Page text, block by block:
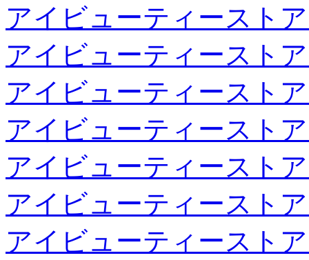
アイビューティースト
アイビューティースト
アイビューティースト
アイビューティースト
アイビューティースト
アイビューティースト
アイビューティースト